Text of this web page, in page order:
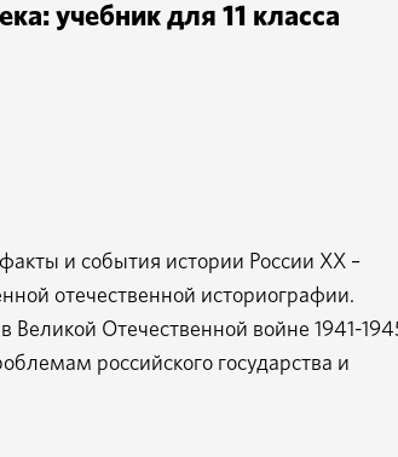
учебник для 11 класса
и события истории России ХХ –
отечественной историографии.
Великой Отечественной войне 1941-
российского государства и